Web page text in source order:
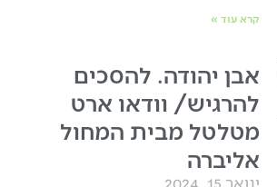
קרא עוד »
אבן יהודה. להסכים
להרגיש/ וודאו ארט
מטלטל מבית המחול
אליברה
ינואר 15, 2024